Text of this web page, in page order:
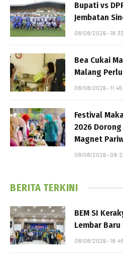
Bupati vs
Jembatan
08/08/2026 - 18:33
Bea Cukai
Malang
08/08/2026 - 11:45
Festival
2026
Magnet
08/08/2026 -
BERITA TERKINI
BEM SI
Lembar
08/08/2026 - 18:48